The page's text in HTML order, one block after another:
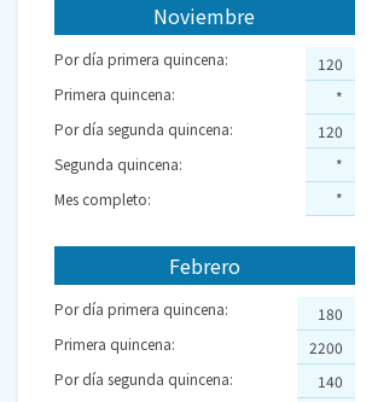
Noviembre
Por día primera quincena:
Primera quincena:
Por día segunda quincena:
Segunda quincena:
Mes completo:
120
*
120
*
*
Febrero
Por día primera quincena:
Primera quincena:
Por día segunda quincena:
180
2200
140